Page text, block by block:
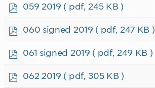
p
059 2019 ( pdf, 245 KB )
p
060 signed 2019 ( pdf, 247 KB )
p
061 signed 2019 ( pdf, 249 KB )
p
062 2019 ( pdf, 305 KB )